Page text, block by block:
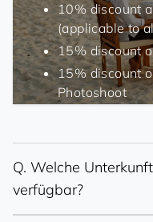
10% discount
(applicable to
15% discount
15% discount
Photoshoot
Please note: To
12 months)
or upon arrival.
paradise, only at
Q. Welche
verfügbar?